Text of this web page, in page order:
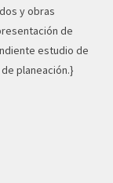
y obras
de
estudio de
planeación.}